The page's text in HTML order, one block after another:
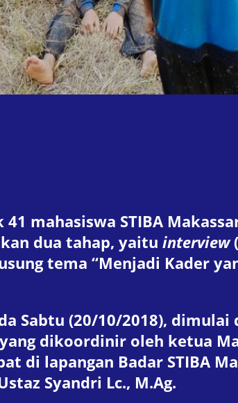
41 mahasiswa STIBA
dua tahap, yaitu interview
tema “Menjadi Kader
Sabtu (20/10/2018),
dikoordinir oleh ketua
di lapangan Badar STIBA
Syandri Lc., M.Ag.